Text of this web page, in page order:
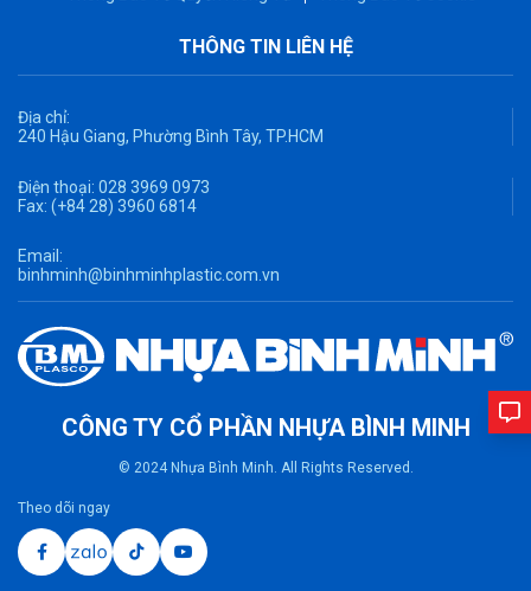
THÔNG TIN LIÊN HỆ
Địa chỉ:
240 Hậu Giang, Phường Bình Tây, TP.HCM
Điện thoại: 028 3969 0973
Fax: (+84 28) 3960 6814
Email:
binhminh@binhminhplastic.com.vn
CÔNG TY CỔ PHẦN NHỰA BÌNH MINH
© 2024 Nhựa Bình Minh. All Rights Reserved.
Theo dõi ngay